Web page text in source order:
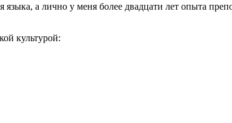
а лично у меня более двадцати лет опыта
культурой: